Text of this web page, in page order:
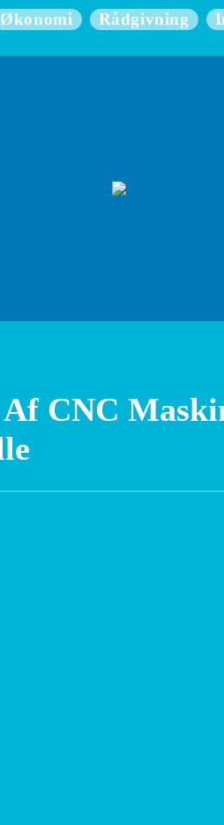
Økonomi Rådgivning
Af CNC